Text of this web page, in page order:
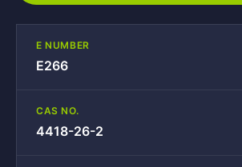
E NUMBER
E266
CAS NO.
4418-26-2